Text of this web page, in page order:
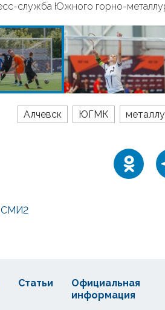
служба Южного горно-
Алчевск ЮГМК
СМИ2
Статьи
Официальная
информация